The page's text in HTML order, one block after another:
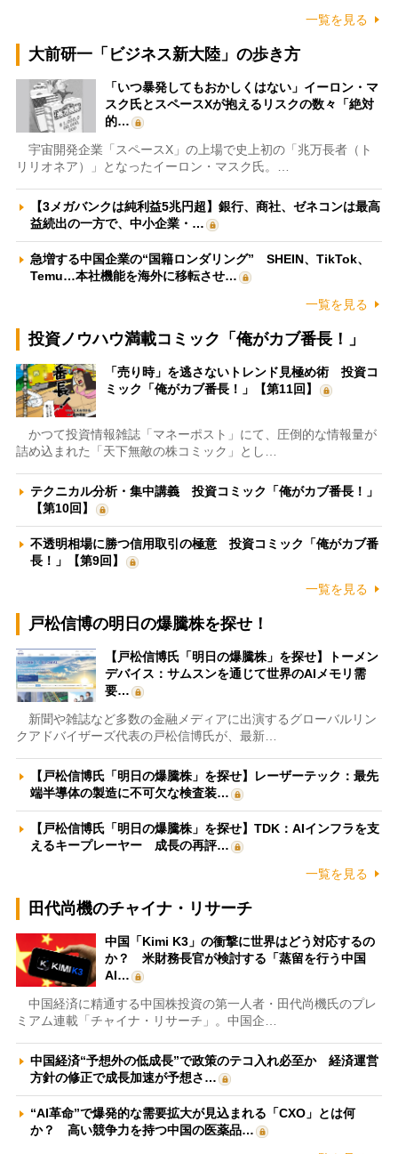
一覧を見る
大前研一「ビジネス新大陸」の歩き方
「いつ暴発してもおかしくはない」イーロン・マ
スク氏とスペースXが抱えるリスクの数々「絶対
的…
宇宙開発企業「スペースX」の上場で史上初の「兆万長者（ト
リリオネア）」となったイーロン・マスク氏。…
【3メガバンクは純利益5兆円超】銀行、商社、ゼネコンは最高
益続出の一方で、中小企業・…
急増する中国企業の“国籍ロンダリング” SHEIN、TikTok、
Temu…本社機能を海外に移転させ…
一覧を見る
投資ノウハウ満載コミック「俺がカブ番長！」
「売り時」を逃さないトレンド見極め術 投資コ
ミック「俺がカブ番長！」【第11回】
かつて投資情報雑誌「マネーポスト」にて、圧倒的な情報量が
詰め込まれた「天下無敵の株コミック」とし…
テクニカル分析・集中講義 投資コミック「俺がカブ番長！」
【第10回】
不透明相場に勝つ信用取引の極意 投資コミック「俺がカブ番
長！」【第9回】
一覧を見る
戸松信博の明日の爆騰株を探せ！
【戸松信博氏「明日の爆騰株」を探せ】トーメン
デバイス：サムスンを通じて世界のAIメモリ需
要…
新聞や雑誌など多数の金融メディアに出演するグローバルリン
クアドバイザーズ代表の戸松信博氏が、最新…
【戸松信博氏「明日の爆騰株」を探せ】レーザーテック：最先
端半導体の製造に不可欠な検査装…
【戸松信博氏「明日の爆騰株」を探せ】TDK：AIインフラを支
えるキープレーヤー 成長の再評…
一覧を見る
田代尚機のチャイナ・リサーチ
中国「Kimi K3」の衝撃に世界はどう対応するの
か？ 米財務長官が検討する「蒸留を行う中国
AI…
中国経済に精通する中国株投資の第一人者・田代尚機氏のプレ
ミアム連載「チャイナ・リサーチ」。中国企…
中国経済“予想外の低成長”で政策のテコ入れ必至か 経済運営
方針の修正で成長加速が予想さ…
“AI革命”で爆発的な需要拡大が見込まれる「CXO」とは何
か？ 高い競争力を持つ中国の医薬品…